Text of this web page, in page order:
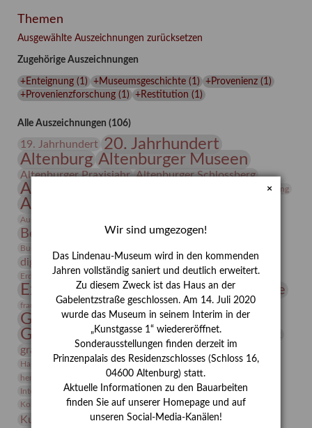
im
des
Lindenau-
Museums
Themen
Ausgewählte Auszeichnungen zurücksetzen
Zugehörige Auszeichnungen
+Enteignung(1 ) +Museumsgeschichte(1 ) +Provenienz(1 )
+Provenienzforschung(1 ) +Restitution (1 )
Alle Auszeichnungen (106)
19. Jahrhundert 20. Jahrhundert
Altenburg Altenburger Museen
Altenburger Praxisjahr Altenburger Schlossberg
Antike Asta Gröting
Ausstellung
Ausstellung „Vier Winde“
Bernhard August von Lindenau
Burg Posterstein
digitallabor Entartete Kunst
Enteignung
Erdmann Julius Dietrich
Erlebnisportal estrusker Exlibris
Expressionismus Festrede Florenz Fotografie
frauen Frauen in der Antike und heute
Gerhard-Altenbourg-Preis
Gerhard Altenbourg
Gerhard Kurt Müller
grafische sammlung griechische Mythologie
Hanns-Conon von der Gabelentz Heinrich Kirchhoff Heldinnen
herman de vries Humboldt
Insekten
Integriertes Schädlingsmanagement
Italien Jahresempfang
Jubiläum
Kolosseum
Kooperationsausstellung Korkmodelle Kunst
Kunstmuseum Kunstvermittlung Kunst von Kühl
×
Wir sind umgezogen!
Das Lindenau-Museum wird in den kommenden
Jahren vollständig saniert und deutlich erweitert.
Zu diesem Zweck ist das Haus an der
Gabelentzstraße geschlossen. Am 14. Juli 2020
wurde das Museum in seinem Interim in der
„Kunstgasse 1“ wiedereröffnet.
Sonderausstellungen finden derzeit im
Prinzenpalais des Residenzschlosses (Schloss 16,
04600 Altenburg) statt.
Aktuelle Informationen zu den Bauarbeiten
finden Sie auf unserer Homepage und auf
unseren Social-Media-Kanälen!